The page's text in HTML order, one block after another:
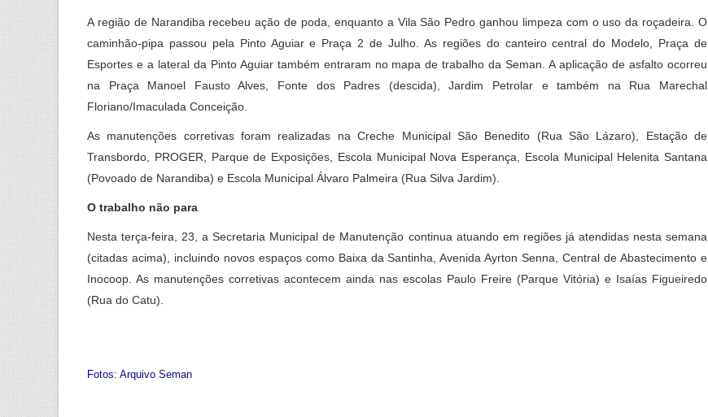
A região de Narandiba recebeu ação de poda, enquanto a Vila São Pedro ganhou limpeza com o uso da roçadeira. O
caminhão-pipa passou pela Pinto Aguiar e Praça 2 de Julho. As regiões do canteiro central do Modelo, Praça de
Esportes e a lateral da Pinto Aguiar também entraram no mapa de trabalho da Seman. A aplicação de asfalto ocorreu
na Praça Manoel Fausto Alves, Fonte dos Padres (descida), Jardim Petrolar e também na Rua Marechal
Floriano/Imaculada Conceição.
As manutenções corretivas foram realizadas na Creche Municipal São Benedito (Rua São Lázaro), Estação de
Transbordo, PROGER, Parque de Exposições, Escola Municipal Nova Esperança, Escola Municipal Helenita Santana
(Povoado de Narandiba) e Escola Municipal Álvaro Palmeira (Rua Silva Jardim).
O trabalho não para
Nesta terça-feira, 23, a Secretaria Municipal de Manutenção continua atuando em regiões já atendidas nesta semana
(citadas acima), incluindo novos espaços como Baixa da Santinha, Avenida Ayrton Senna, Central de Abastecimento e
Inocoop. As manutenções corretivas acontecem ainda nas escolas Paulo Freire (Parque Vitória) e Isaías Figueiredo
(Rua do Catu).
Fotos: Arquivo Seman